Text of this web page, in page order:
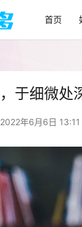
首页
于细微处
2022年6月6日 13:11